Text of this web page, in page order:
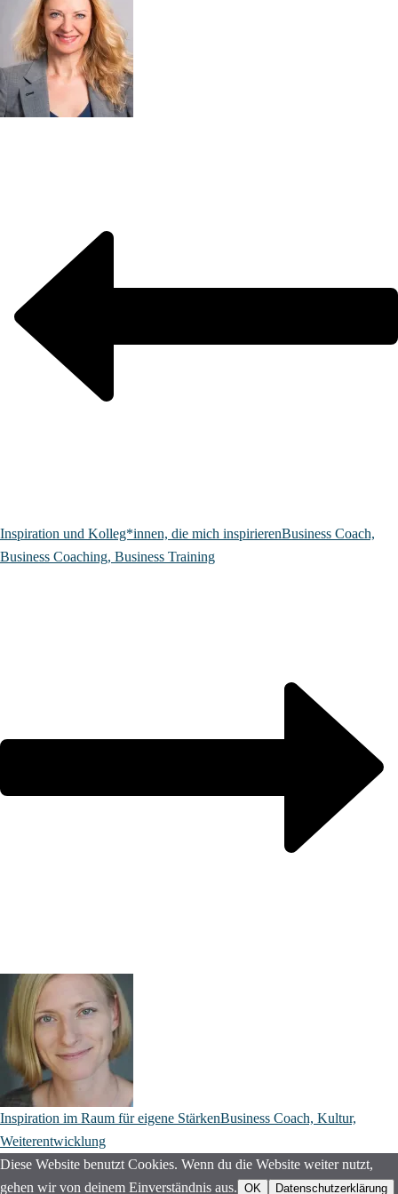
Inspiration und Kolleg*innen, die mich inspirierenBusiness Coach,
Business Coaching, Business Training
Inspiration im Raum für eigene StärkenBusiness Coach, Kultur,
Weiterentwicklung
Diese Website benutzt Cookies. Wenn du die Website weiter nutzt,
gehen wir von deinem Einverständnis aus. OK Datenschutzerklärung